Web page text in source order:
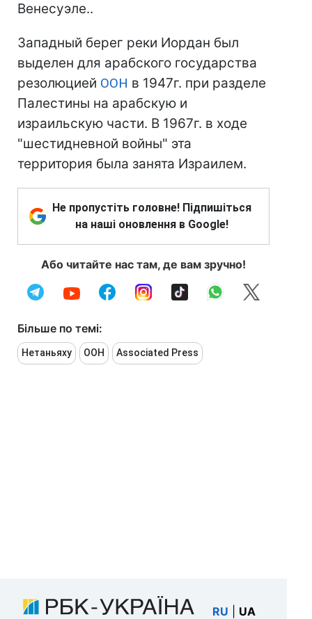
Венесуэле..
Западный берег реки Иордан был
выделен для арабского государства
резолюцией ООН в 1947г. при разделе
Палестины на арабскую и
израильскую части. В 1967г. в ходе
"шестидневной войны" эта
территория была занята Израилем.
Не пропустіть головне! Підпишіться
на наші оновлення в Google!
Або читайте нас там, де вам зручно!
Більше по темі:
Нетаньяху ООН Associated Press
RU UA